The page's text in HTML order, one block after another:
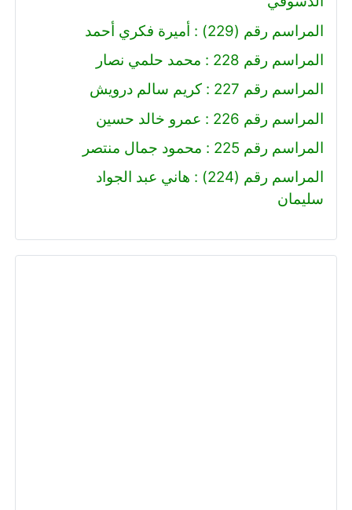
المراسم رقم (229) : أميرة فكري أحمد
المراسم رقم 228 : محمد حلمي نصار
المراسم رقم 227 : كريم سالم درويش
المراسم رقم 226 : عمرو خالد حسين
المراسم رقم 225 : محمود جمال منتصر
المراسم رقم (224) : هاني عبد الجواد
سليمان